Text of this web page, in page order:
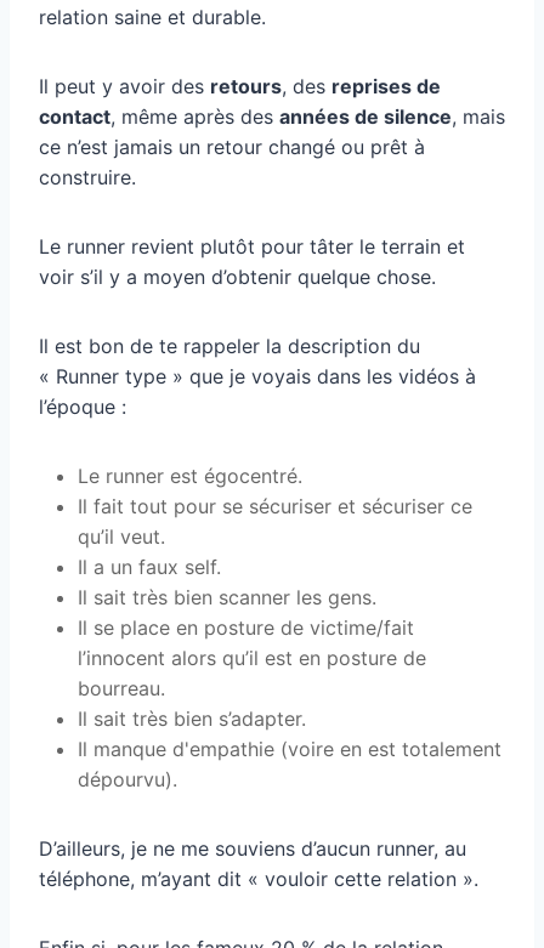
relation saine et durable.
Il peut y avoir des retours, des reprises de
contact, même après des années de silence, mais
ce n’est jamais un retour changé ou prêt à
construire.
Le runner revient plutôt pour tâter le terrain et
voir s’il y a moyen d’obtenir quelque chose.
Il est bon de te rappeler la description du
« Runner type » que je voyais dans les vidéos à
l’époque :
Le runner est égocentré.
Il fait tout pour se sécuriser et sécuriser ce
qu’il veut.
Il a un faux self.
Il sait très bien scanner les gens.
Il se place en posture de victime/fait
l’innocent alors qu’il est en posture de
bourreau.
Il sait très bien s’adapter.
Il manque d'empathie (voire en est totalement
dépourvu).
D’ailleurs, je ne me souviens d’aucun runner, au
téléphone, m’ayant dit « vouloir cette relation ».